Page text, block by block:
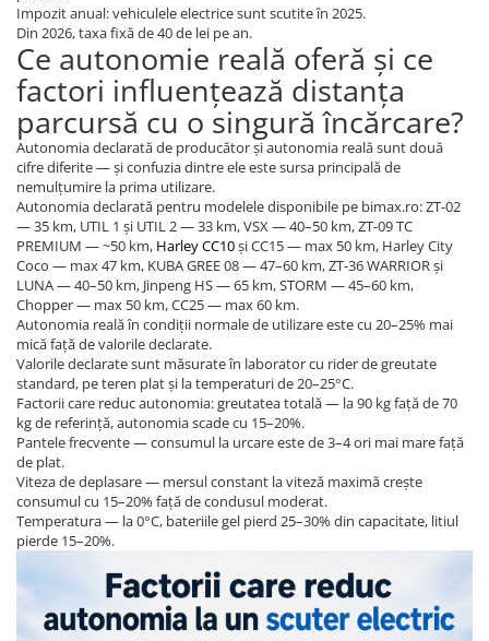
Impozit anual: vehiculele electrice sunt scutite în 2025.
Din 2026, taxa fixă de 40 de lei pe an.
Ce autonomie reală oferă și ce
factori influențează distanța
parcursă cu o singură încărcare?
Autonomia declarată de producător și autonomia reală sunt două
cifre diferite — și confuzia dintre ele este sursa principală de
nemulțumire la prima utilizare.
Autonomia declarată pentru modelele disponibile pe bimax.ro: ZT-02
— 35 km, UTIL 1 și UTIL 2 — 33 km, VSX — 40–50 km, ZT-09 TC
PREMIUM — ~50 km, Harley CC10și CC15 — max 50 km, Harley City
Coco — max 47 km, KUBA GREE 08 — 47–60 km, ZT-36 WARRIOR și
LUNA — 40–50 km, Jinpeng HS — 65 km, STORM — 45–60 km,
Chopper — max 50 km, CC25 — max 60 km.
Autonomia reală în condiții normale de utilizare este cu 20–25% mai
mică față de valorile declarate.
Valorile declarate sunt măsurate în laborator cu rider de greutate
standard, pe teren plat și la temperaturi de 20–25°C.
Factorii care reduc autonomia: greutatea totală — la 90 kg față de 70
kg de referință, autonomia scade cu 15–20%.
Pantele frecvente — consumul la urcare este de 3–4 ori mai mare față
de plat.
Viteza de deplasare — mersul constant la viteză maximă crește
consumul cu 15–20% față de condusul moderat.
Temperatura — la 0°C, bateriile gel pierd 25–30% din capacitate, litiul
pierde 15–20%.